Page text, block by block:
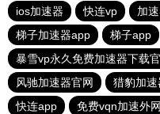
ios加速器
快连vp 加
梯子加速器app
梯子app
暴雪vp永久免费加速器下载
风驰加速器官网
猎豹加
快连app
免费vqn加速外